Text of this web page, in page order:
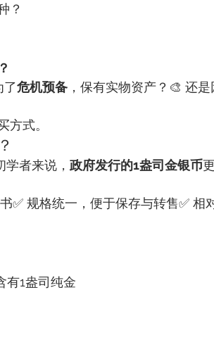
？
了危机预备 ，保有实物资产？🎨 还
方式。
者来说， 政府发行的1盎司金银币
✅ 规格统一，便于保存与转售✅ 相
有1盎司纯金